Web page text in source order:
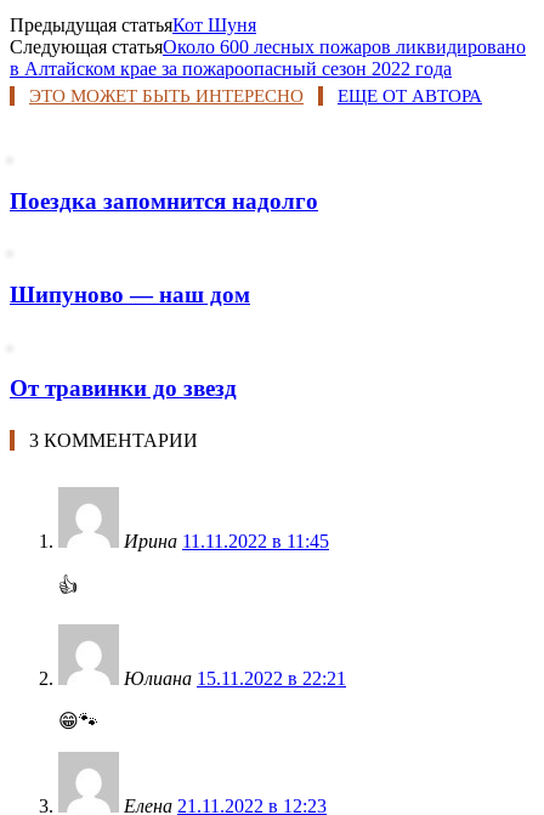
Предыдущая статьяКот Шуня
Следующая статьяОколо 600 лесных пожаров ликвидировано
в Алтайском крае за пожароопасный сезон 2022 года
ЭТО МОЖЕТ БЫТЬ ИНТЕРЕСНО ЕЩЕ ОТ АВТОРА
Поездка запомнится надолго
Шипуново — наш дом
От травинки до звезд
3 КОММЕНТАРИИ
Ирина 11.11.2022 в 11:45
👍
Юлиана 15.11.2022 в 22:21
😁🐾
Елена 21.11.2022 в 12:23